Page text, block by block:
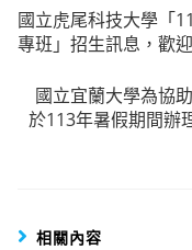
more
articles
國立虎尾科技大學「
專班」招生訊息，歡
國立宜蘭大學為協
於113年暑假期間辦
相關內容